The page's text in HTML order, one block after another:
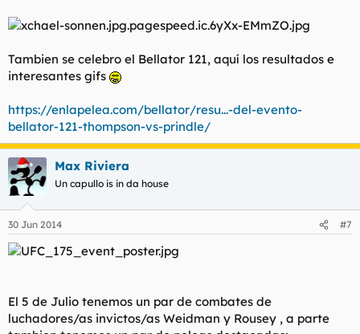
Tambien se celebro el Bellator 121, aquí los resultados e
interesantes gifs
https://enlapelea.com/bellator/resu...-del-evento-
bellator-121-thompson-vs-prindle/
Max Riviera
Un capullo is in da house
30 Jun 2014 #7
El 5 de Julio tenemos un par de combates de
luchadores/as invictos/as Weidman y Rousey , a parte